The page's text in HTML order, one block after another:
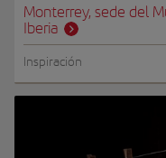
Monterrey, sede del
Iberia
Inspiración